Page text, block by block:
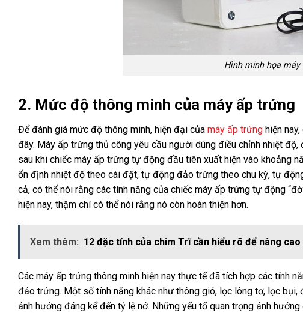
Hình minh họa
2. Mức độ thông minh của máy ấp trứng
Để đánh giá mức độ thông minh, hiện đại của máy ấp trứng hiện
đây. Máy ấp trứng thủ công yêu cầu người dùng điều chỉnh nhiệt
sau khi chiếc máy ấp trứng tự động đầu tiên xuất hiện vào khoảng
ổn định nhiệt độ theo cài đặt, tự động đảo trứng theo chu kỳ, tự
cả, có thể nói rằng các tính năng của chiếc máy ấp trứng tự động
hiện nay, thậm chí có thể nói rằng nó còn hoàn thiện hơn.
Xem thêm: 12 đặc tính của chim Trĩ cần hiểu rõ để nâng
Các máy ấp trứng thông minh hiện nay thực tế đã tích hợp các tính
đảo trứng. Một số tính năng khác như thông gió, lọc lông tơ, lọc bụi,
ảnh hưởng đáng kể đến tỷ lệ nở. Những yếu tố quan trọng ảnh